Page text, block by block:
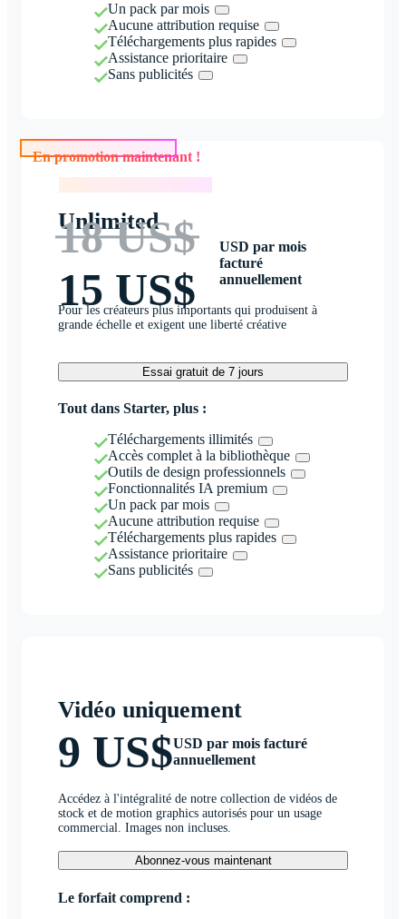
Un pack par mois
Aucune attribution requise
Téléchargements plus rapides
Assistance prioritaire
Sans publicités
En promotion maintenant !
Unlimited
18 US$
15 US$
USD par mois
facturé
annuellement
Pour les créateurs plus importants qui produisent à
grande échelle et exigent une liberté créative
Essai gratuit de 7 jours
Tout dans Starter, plus :
Téléchargements illimités
Accès complet à la bibliothèque
Outils de design professionnels
Fonctionnalités IA premium
Un pack par mois
Aucune attribution requise
Téléchargements plus rapides
Assistance prioritaire
Sans publicités
Vidéo uniquement
9 US$USD par mois facturé
annuellement
Accédez à l'intégralité de notre collection de vidéos de
stock et de motion graphics autorisés pour un usage
commercial. Images non incluses.
Abonnez-vous maintenant
Le forfait comprend :